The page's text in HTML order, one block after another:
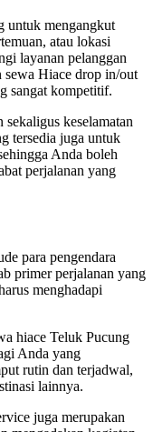
untuk mengangkut
atau lokasi
layanan pelanggan
sewa Hiace drop in/out
sangat kompetitif.
sekaligus keselamatan
tersedia juga untuk
Anda boleh
perjalanan yang
para pengendara
primer perjalanan yang
menghadapi
hiace Teluk Pucung
Anda yang
rutin dan terjadwal,
lainnya.
juga merupakan